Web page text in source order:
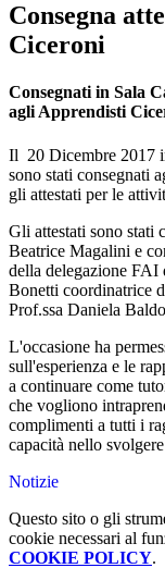
Consegna
Ciceroni
Consegnati in Sala
agli Apprendisti
Il 20 Dicembre 2017
sono stati consegnati
gli attestati per le
Gli attestati sono stati
Beatrice Magalini e
della delegazione FAI
Bonetti coordinatrice
Prof.ssa Daniela
L'occasione ha
sull'esperienza e le
a continuare come
che vogliono
complimenti a tutti i
capacità nello
Notizie
Questo sito o gli
cookie necessari al
COOKIE POLICY.